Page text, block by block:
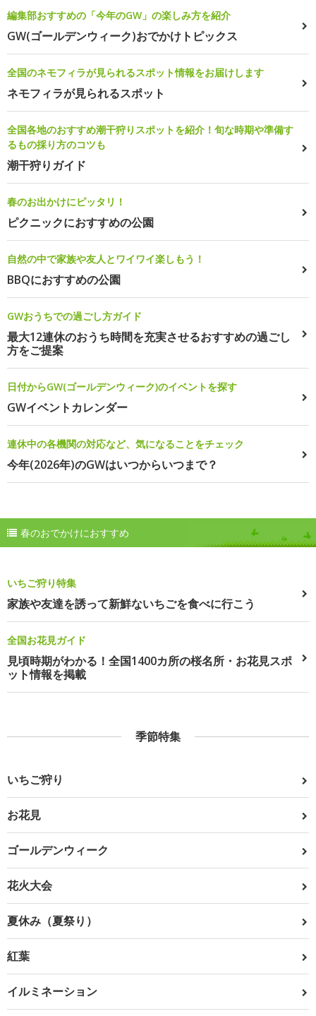
編集部おすすめの「今年のGW」の楽しみ方を紹介
GW(ゴールデンウィーク)おでかけトピックス
全国のネモフィラが見られるスポット情報をお届けします
ネモフィラが見られるスポット
全国各地のおすすめ潮干狩りスポットを紹介！旬な時期や準備す
るもの採り方のコツも
潮干狩りガイド
春のお出かけにピッタリ！
ピクニックにおすすめの公園
自然の中で家族や友人とワイワイ楽しもう！
BBQにおすすめの公園
GWおうちでの過ごし方ガイド
最大12連休のおうち時間を充実させるおすすめの過ごし
方をご提案
日付からGW(ゴールデンウィーク)のイベントを探す
GWイベントカレンダー
連休中の各機関の対応など、気になることをチェック
今年(2026年)のGWはいつからいつまで？
春のおでかけにおすすめ
いちご狩り特集
家族や友達を誘って新鮮ないちごを食べに行こう
全国お花見ガイド
見頃時期がわかる！全国1400カ所の桜名所・お花見スポ
ット情報を掲載
季節特集
いちご狩り
お花見
ゴールデンウィーク
花火大会
夏休み（夏祭り）
紅葉
イルミネーション